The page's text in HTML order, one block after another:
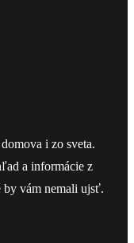
i zo sveta.
a informácie z
vám nemali ujsť.